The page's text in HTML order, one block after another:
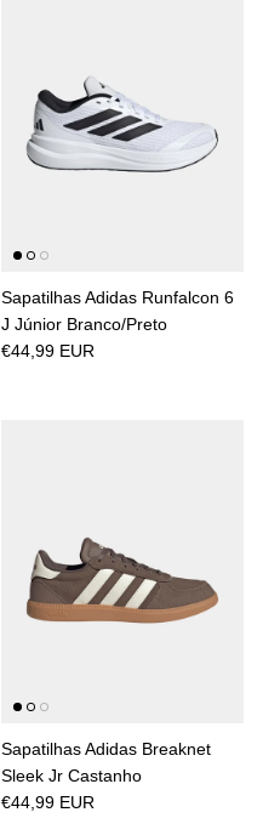
Sapatilhas Adidas Runfalcon 6
J Júnior Branco/Preto
€44,99 EUR
Sapatilhas Adidas Breaknet
Sleek Jr Castanho
€44,99 EUR